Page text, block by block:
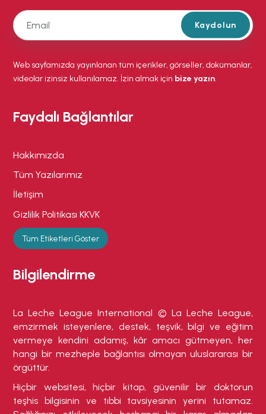
Kaydolun
Web sayfamızda yayınlanan tüm içerikler, görseller, dokümanlar,
videolar izinsiz kullanılamaz. İzin almak için bize yazın.
Faydalı Bağlantılar
Hakkımızda
Tüm Yazılarımız
İletişim
Gizlilik Politikası KKVK
Tüm Etiketleri Göster
Bilgilendirme
La Leche League International © La Leche League,
emzirmek isteyenlere, destek, teşvik, bilgi ve eğitim
vermeye kendini adamış, kâr amacı gütmeyen, her
hangi bir mezheple bağlantısı olmayan uluslararası bir
örgüttür.
Hiçbir websitesi, hiçbir kitap, güvenilir bir doktorun
teşhis bilgisinin ve tıbbi tavsiyesinin yerini tutamaz.